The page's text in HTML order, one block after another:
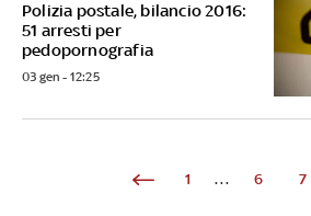
Polizia postale, bilancio 2016:
51 arresti per
pedopornografia
03 gen - 12:25
1 ... 6 7